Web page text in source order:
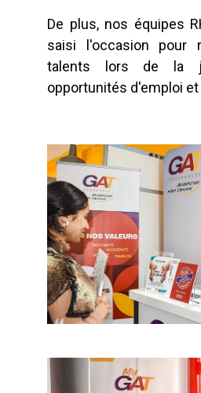
De plus, nos équipes
saisi l'occasion pour
talents lors de la
opportunités d'emploi et